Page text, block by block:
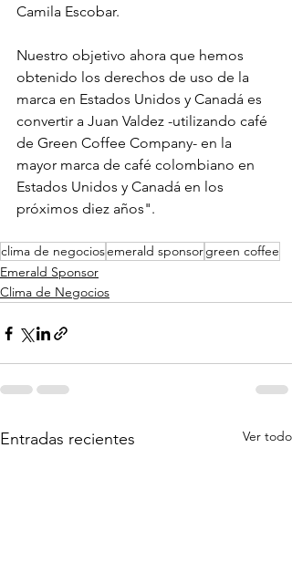
Camila Escobar.
Nuestro objetivo ahora que hemos
obtenido los derechos de uso de la
marca en Estados Unidos y Canadá es
convertir a Juan Valdez -utilizando café
de Green Coffee Company- en la
mayor marca de café colombiano en
Estados Unidos y Canadá en los
próximos diez años".
clima de negociosemerald sponsorgreen coffee
Emerald Sponsor
Clima de Negocios
Entradas recientes Ver todo